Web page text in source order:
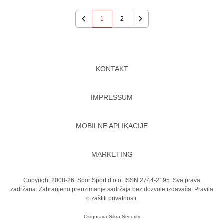
Previous
1 2
Next
KONTAKT
IMPRESSUM
MOBILNE APLIKACIJE
MARKETING
Copyright 2008-26. SportSport d.o.o. ISSN 2744-2195. Sva prava
zadržana. Zabranjeno preuzimanje sadržaja bez dozvole izdavača. Pravila
o zaštiti privatnosti.
Osigurava Sikra Security